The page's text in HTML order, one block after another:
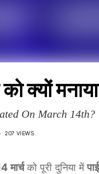
क्यों
On March 14th?
207 VIEWS
मार्चको पूरी दुनिया में